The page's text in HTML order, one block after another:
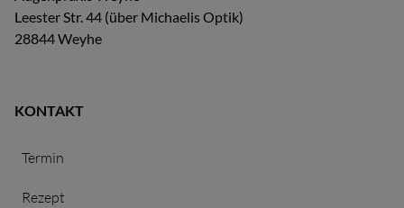
für Grauer Star
für Diabetiker
für Hornhaut/Keratokonus
Leester Str. 44 (über Michaelis Optik)
28844 Weyhe
KONTAKT
Termin
Rezept